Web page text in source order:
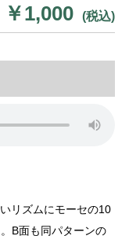
￥1,000 (税込)
リズムにモーセの10
B面も同パターンの